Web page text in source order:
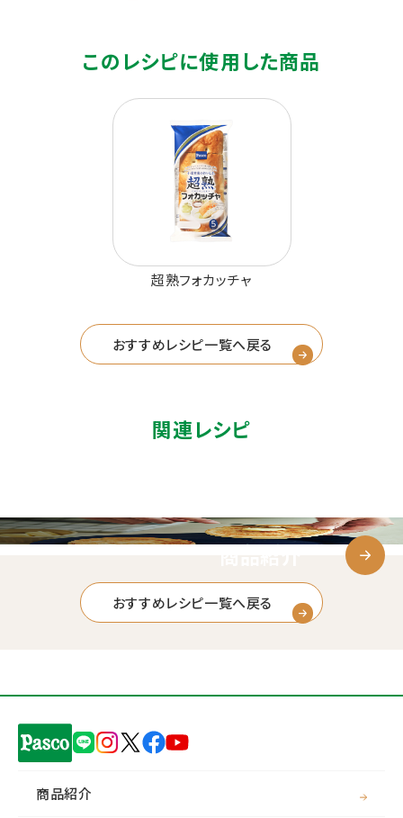
このレシピに使用した商品
超熟フォカッチャ
おすすめレシピ一覧へ戻る
関連レシピ
おすすめレシピ一覧へ戻る
商品紹介